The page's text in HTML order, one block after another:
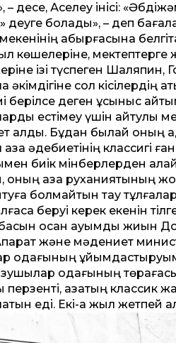
десе, Ақселеу інісі:
деуге болады», – деп
қабырғасына
көшелеріне,
ізі түспеген Шаляпин,
әкімдігіне сол
берілсе деген ұсыныс
естімеу үшін айтулы
алды. Бұдан былай оның
әдебиетінің классигі
биік мінберлерден
оның қазақ руханиятының
болмайтын тау
беруі керек екенін тілге
қосқан ауқымды жиын
және мәдениет
одағының
одағының
қазақтың классик
еді. Екі-ақ жыл жетпей